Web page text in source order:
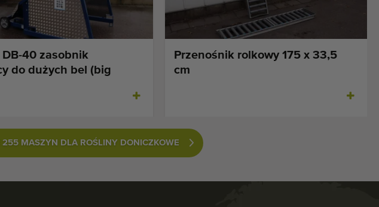
40 zasobnik
do dużych bel (big
Przenośnik rolkowy 175 x 33,5
cm
255 MASZYN DLA ROŚLINY DONICZKOWE